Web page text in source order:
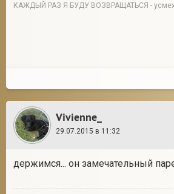
КАЖДЫЙ РАЗ Я БУДУ ВОЗВРАЩАТЬСЯ -
Vivienne_
29.07.2015 в 11:32
держимся... он замечательный